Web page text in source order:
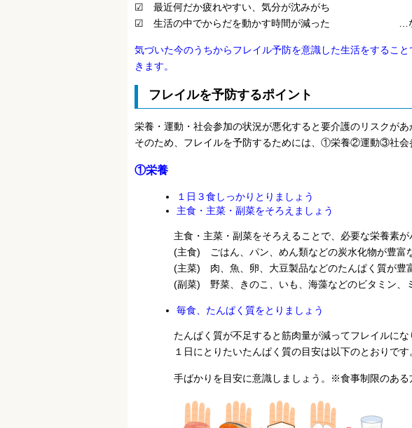
☑ 最近何だか疲れやすい、気分が沈みがち
☑ 生活の中でからだを動かす時間が減った …
気づいた今のうちからフレイル予防を意識した生活をするこ
きます。
フレイルを予防するポイント
栄養・運動・社会参加の状況が悪化すると要介護のリスクがあ
そのため、フレイルを予防するためには、①栄養②運動③社会
①栄養
１日３食しっかりとりましょう
主食・主菜・副菜をそろえましょう
主食・主菜・副菜をそろえることで、必要な栄養素がバ
(主食) ごはん、パン、めん類などの炭水化物が豊富
(主菜) 肉、魚、卵、大豆製品などのたんぱく質が豊
(副菜) 野菜、きのこ、いも、海藻などのビタミン、ミ
毎食、たんぱく質をとりましょう
たんぱく質が不足すると筋肉量が減ってフレイルになり
１日にとりたいたんぱく質の目安は以下のとおりです
手ばかりを目安に意識しましょう。 ※食事制限のある